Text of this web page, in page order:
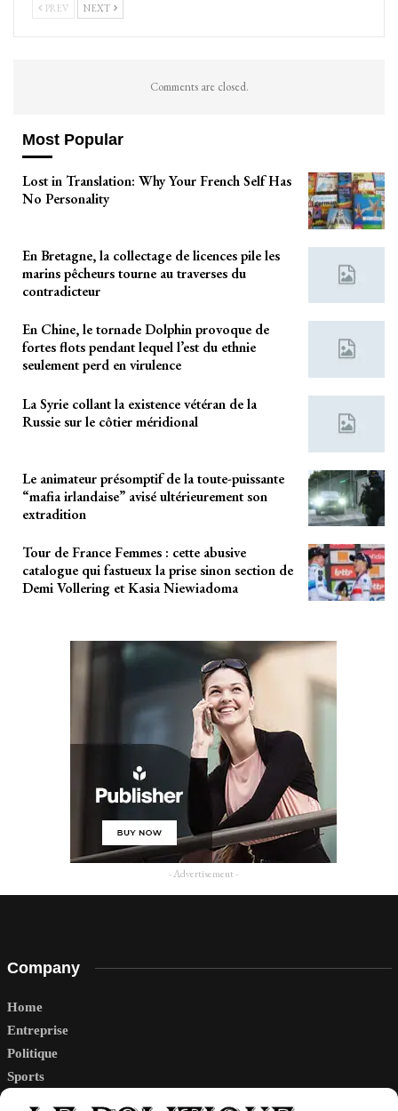
PREV NEXT
Comments are closed.
Most Popular
Lost in Translation: Why Your French Self Has
No Personality
En Bretagne, la collectage de licences pile les
marins pêcheurs tourne au traverses du
contradicteur
En Chine, le tornade Dolphin provoque de
fortes flots pendant lequel l’est du ethnie
seulement perd en virulence
La Syrie collant la existence vétéran de la
Russie sur le côtier méridional
Le animateur présomptif de la toute-puissante
“mafia irlandaise” avisé ultérieurement son
extradition
Tour de France Femmes : cette abusive
catalogue qui fastueux la prise sinon section de
Demi Vollering et Kasia Niewiadoma
- Advertisement -
Company
Home
Entreprise
Politique
Sports